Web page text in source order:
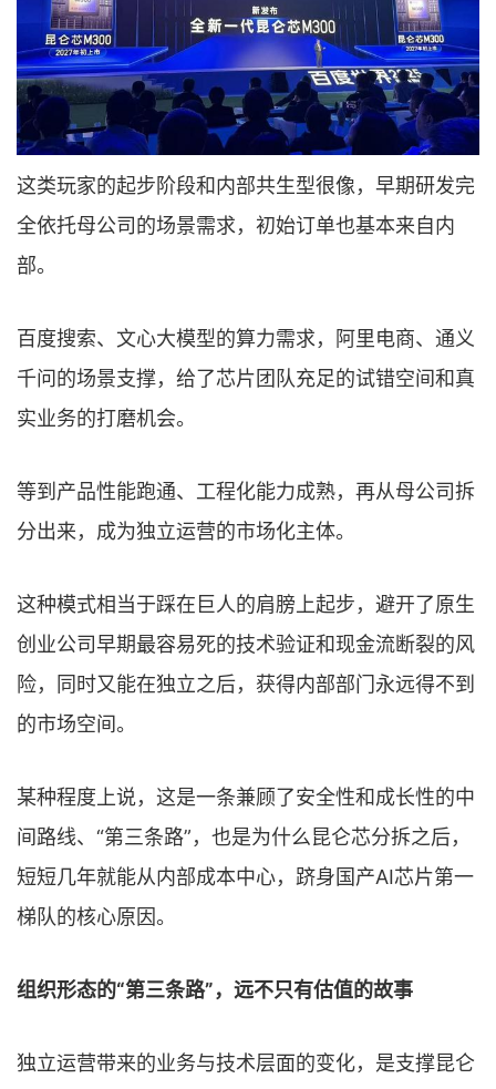
这类玩家的起步阶段和内部共生型很像，早期研发完
全依托母公司的场景需求，初始订单也基本来自内
部。
百度搜索、文心大模型的算力需求，阿里电商、通义
千问的场景支撑，给了芯片团队充足的试错空间和真
实业务的打磨机会。
等到产品性能跑通、工程化能力成熟，再从母公司拆
分出来，成为独立运营的市场化主体。
这种模式相当于踩在巨人的肩膀上起步，避开了原生
创业公司早期最容易死的技术验证和现金流断裂的风
险，同时又能在独立之后，获得内部部门永远得不到
的市场空间。
某种程度上说，这是一条兼顾了安全性和成长性的中
间路线、“第三条路”，也是为什么昆仑芯分拆之后，
短短几年就能从内部成本中心，跻身国产AI芯片第一
梯队的核心原因。
组织形态的“第三条路”，远不只有估值的故事
独立运营带来的业务与技术层面的变化，是支撑昆仑